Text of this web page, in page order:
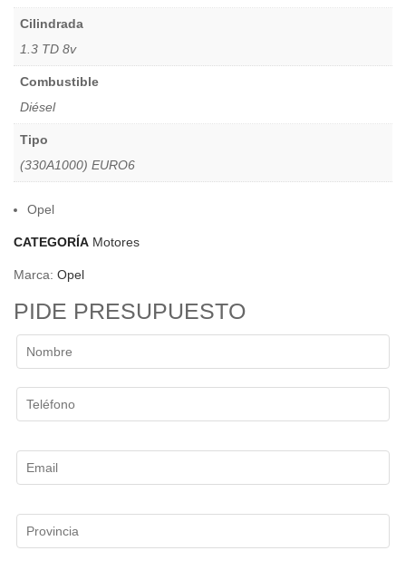
Cilindrada
1.3 TD 8v
Combustible
Diésel
Tipo
(330A1000) EURO6
Opel
CATEGORÍA Motores
Marca: Opel
PIDE PRESUPUESTO